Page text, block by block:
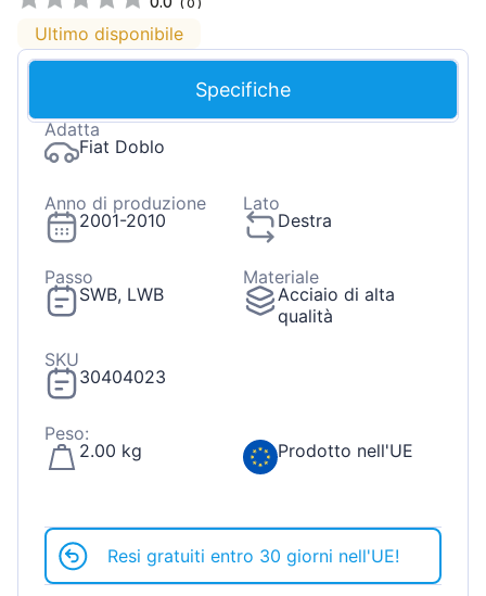
Ultimo disponibile
Specifiche
Adatta
Fiat Doblo
Anno di produzione
2001-2010
Lato
Destra
Passo
SWB, LWB
Materiale
Acciaio di alta
qualità
SKU
30404023
Peso:
2.00 kg
Prodotto nell'UE
Resi gratuiti entro 30 giorni nell'UE!